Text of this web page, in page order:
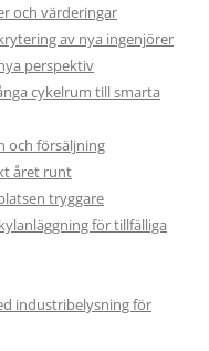
och värderingar
av nya ingenjörer
perspektiv
cykelrum till smarta
och försäljning
året runt
tryggare
för tillfälliga
industribelysning för